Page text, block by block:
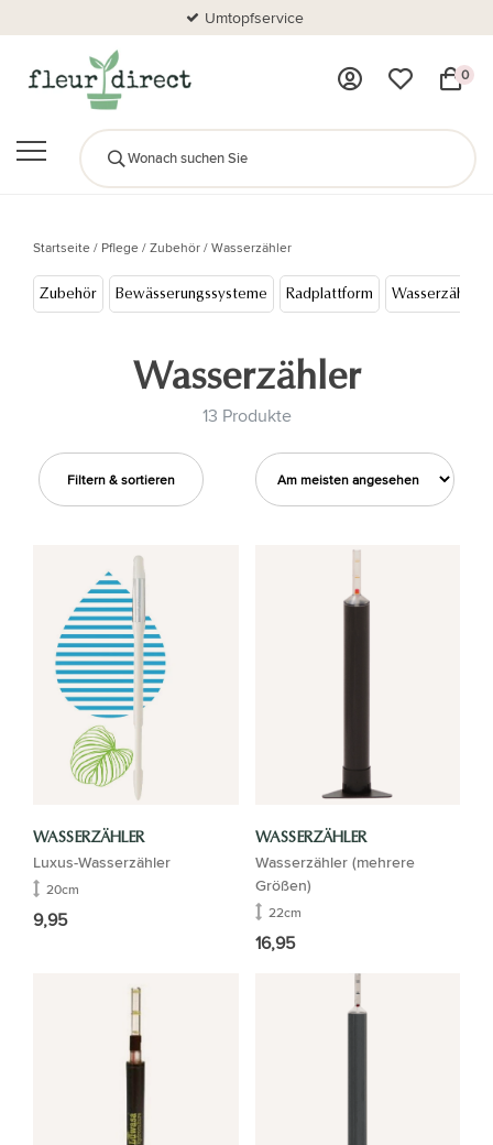
Umtopfservice
0
Startseite/ Pflege/Zubehör/Wasserzähler
Zubehör Bewässerungssysteme Radplattform Wasserzähler
Wasserzähler
13 Produkte
Filtern & sortieren
WASSERZÄHLER
Luxus-Wasserzähler
20cm
9,95
WASSERZÄHLER
Wasserzähler (mehrere
Größen)
22cm
16,95